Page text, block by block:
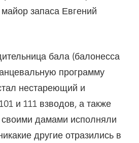
запаса Евгений
бала (балонесса
программу
нестареющий и
и 111 взводов, а также
дамами исполняли
другие отразились в